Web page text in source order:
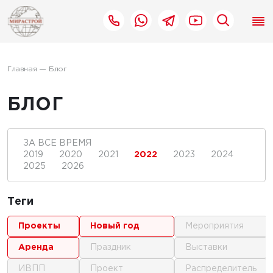
Главная Блог
БЛОГ
ЗА ВСЕ ВРЕМЯ
2019
2020 2021 2022 2023
2024
2025
2026
Теги
проекты
аренда
ИВПП
новый год
праздник
проект
мероприятия
выставки
распределитель